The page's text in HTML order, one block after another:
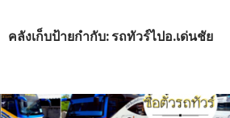
เนื้อหา
คลังเก็บป้ายกำกับ: รถทัวร์ไปอ.เด่นชัย